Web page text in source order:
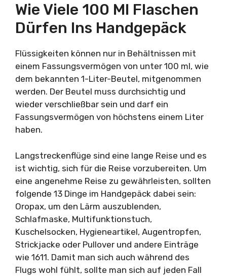
Wie Viele 100 Ml Flaschen
Dürfen Ins Handgepäck
Flüssigkeiten können nur in Behältnissen mit
einem Fassungsvermögen von unter 100 ml, wie
dem bekannten 1-Liter-Beutel, mitgenommen
werden. Der Beutel muss durchsichtig und
wieder verschließbar sein und darf ein
Fassungsvermögen von höchstens einem Liter
haben.
Langstreckenflüge sind eine lange Reise und es
ist wichtig, sich für die Reise vorzubereiten. Um
eine angenehme Reise zu gewährleisten, sollten
folgende 13 Dinge im Handgepäck dabei sein:
Oropax, um den Lärm auszublenden,
Schlafmaske, Multifunktionstuch,
Kuschelsocken, Hygieneartikel, Augentropfen,
Strickjacke oder Pullover und andere Einträge
wie 1611. Damit man sich auch während des
Flugs wohl fühlt, sollte man sich auf jeden Fall